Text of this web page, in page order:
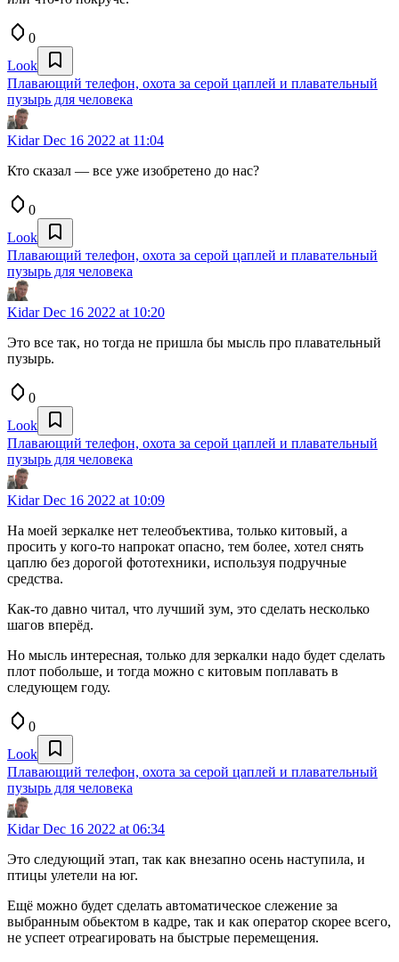
0
Look
Плавающий телефон, охота за серой цаплей и плавательный
пузырь для человека
KidarDec 16 2022 at 11:04
Кто сказал — все уже изобретено до нас?
0
Look
Плавающий телефон, охота за серой цаплей и плавательный
пузырь для человека
KidarDec 16 2022 at 10:20
Это все так, но тогда не пришла бы мысль про плавательный
пузырь.
0
Look
Плавающий телефон, охота за серой цаплей и плавательный
пузырь для человека
KidarDec 16 2022 at 10:09
На моей зеркалке нет телеобъектива, только китовый, а
просить у кого-то напрокат опасно, тем более, хотел снять
цаплю без дорогой фототехники, используя подручные
средства.
Как-то давно читал, что лучший зум, это сделать несколько
шагов вперёд.
Но мысль интересная, только для зеркалки надо будет сделать
плот побольше, и тогда можно с китовым поплавать в
следующем году.
0
Look
Плавающий телефон, охота за серой цаплей и плавательный
пузырь для человека
KidarDec 16 2022 at 06:34
Это следующий этап, так как внезапно осень наступила, и
птицы улетели на юг.
Ещё можно будет сделать автоматическое слежение за
выбранным обьектом в кадре, так и как оператор скорее всего,
не успеет отреагировать на быстрые перемещения.